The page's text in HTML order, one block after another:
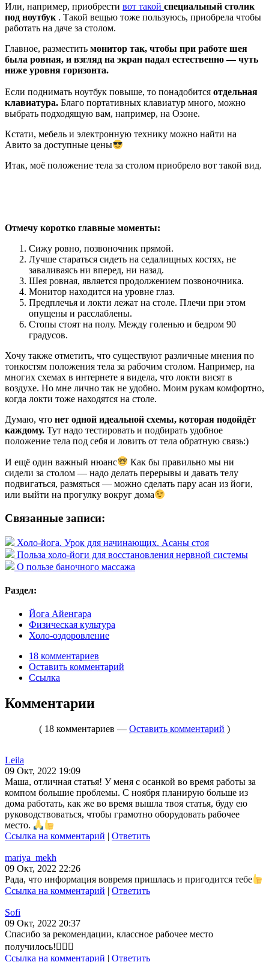
Или, например, приобрести вот такой специальный столик
под ноутбук . Такой вещью тоже пользуюсь, приобрела чтобы
работать на даче за столом.
Главное, разместить монитор так, чтобы при работе шея
была ровная, и взгляд на экран падал естественно — чуть
ниже уровня горизонта.
Если поднимать ноутбук повыше, то понадобится отдельная
клавиатура. Благо портативных клавиатур много, можно
выбрать подходящую вам, например, на Озоне.
Кстати, мебель и электронную технику можно найти на
Авито за доступные цены
Итак, моё положение тела за столом приобрело вот такой вид.
Отмечу коротко главные моменты:
Сижу ровно, позвоночник прямой.
Лучше стараться сидеть на седалищных костях, не
заваливаясь ни вперед, ни назад.
Шея ровная, является продолжением позвоночника.
Монитор находится на уровне глаз.
Предплечья и локти лежат на столе. Плечи при этом
опущены и расслаблены.
Стопы стоят на полу. Между голенью и бедром 90
градусов.
Хочу также отметить, что существуют различные мнения по
тонкостям положения тела за рабочим столом. Например, на
многих схемах в интернете я видела, что локти висят в
воздухе. Но мне лично так не удобно. Моим рукам комфортно,
когда локти тоже находятся на столе.
Думаю, что нет одной идеальной схемы, которая подойдёт
каждому. Тут надо тестировать и подбирать удобное
положение тела под себя и ловить от тела обратную связь:)
И ещё один важный нюанс
Как бы правильно мы ни
сидели за столом — надо делать перерывы и давать телу
подвигаться, размяться — можно сделать пару асан из йоги,
или выйти на прогулку вокруг дома
Связанные записи:
Холо-йога. Урок для начинающих. Асаны стоя
Польза холо-йоги для восстановления нервной системы
О пользе баночного массажа
Раздел:
Йога Айенгара
Физическая культура
Холо-оздоровление
18 комментариев
Оставить комментарий
Ссылка
Комментарии
( 18 комментариев — Оставить комментарий )
Leila
09 Окт, 2022 19:09
Маша, отличная статья! У меня с осанкой во время работы за
компом большие проблемы. С ноября планирую больше из
дома работать, как же во время вышла твоя статья, буду ею
руководствоваться, чтобы грамотно оборудовать рабочее
место.
Ссылка на комментарий | Ответить
mariya_mekh
09 Окт, 2022 22:26
Рада, что информация вовремя пришлась и пригодится тебе
Ссылка на комментарий | Ответить
Sofi
09 Окт, 2022 20:37
Спасибо за рекомендации, классное рабочее место
получилось!👍🏻😊
Ссылка на комментарий | Ответить